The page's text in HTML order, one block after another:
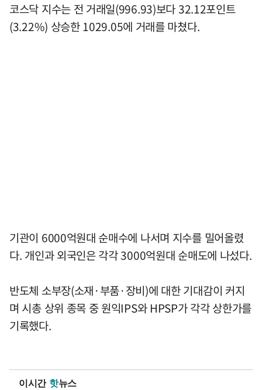
코스닥 지수는 전 거래일(996.93)보다 32.12포인트
(3.22%) 상승한 1029.05에 거래를 마쳤다.
기관이 6000억원대 순매수에 나서며 지수를 밀어올렸
다. 개인과 외국인은 각각 3000억원대 순매도에 나섰다.
반도체 소부장(소재·부품·장비)에 대한 기대감이 커지
며 시총 상위 종목 중 원익IPS와 HPSP가 각각 상한가를
기록했다.
이시간 핫뉴스